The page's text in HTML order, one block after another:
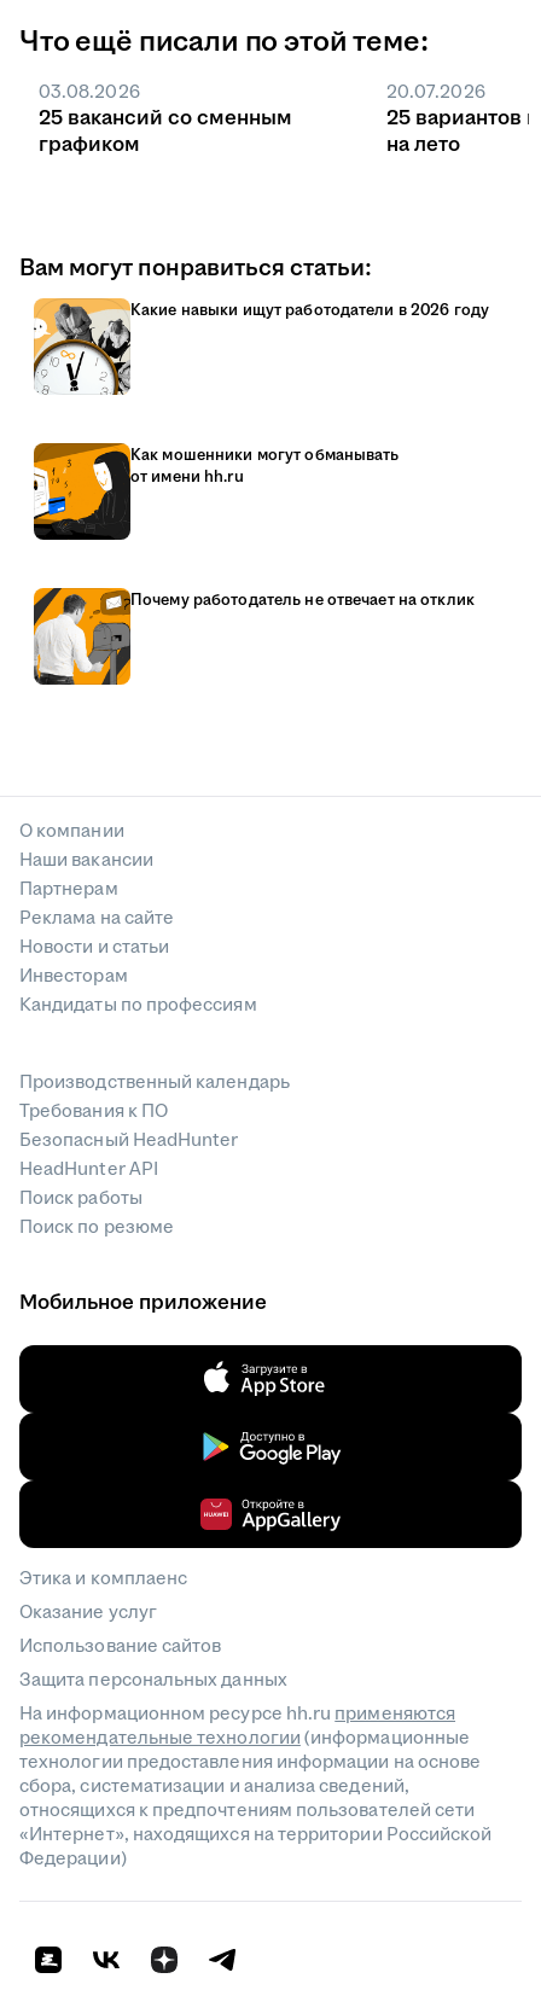
Что ещё писали по этой теме:
03.08.2026
25 вакансий со сменным
графиком
20.07.2026
25 вариантов
на лето
Вам могут понравиться статьи:
Какие навыки ищут работодатели в 2026 году
Как мошенники могут обманывать
от имени hh.ru
Почему работодатель не отвечает на отклик
О компании
Наши вакансии
Партнерам
Реклама на сайте
Новости и статьи
Инвесторам
Кандидаты по профессиям
Производственный календарь
Требования к ПО
Безопасный HeadHunter
HeadHunter API
Поиск работы
Поиск по резюме
Мобильное приложение
Этика и комплаенс
Оказание услуг
Использование сайтов
Защита персональных данных
На информационном ресурсе hh.ru применяются
рекомендательные технологии(информационные
технологии предоставления информации на основе
сбора, систематизации и анализа сведений,
относящихся к предпочтениям пользователей сети
«Интернет», находящихся на территории Российской
Федерации)